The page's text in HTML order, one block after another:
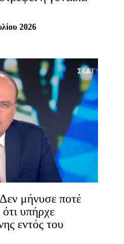
2026
μήνυσε ποτέ
υπήρχε
εντός του